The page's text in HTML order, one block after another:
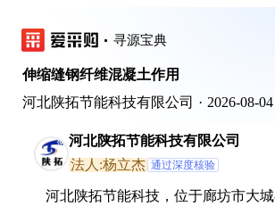
寻源宝典
伸缩缝钢纤维混凝土作用
河北陕拓节能科技有限公司 · 2026-08-
河北陕拓节能科技有限公司
法人:杨立杰 通过深度核验
河北陕拓节能科技，位于廊坊市大